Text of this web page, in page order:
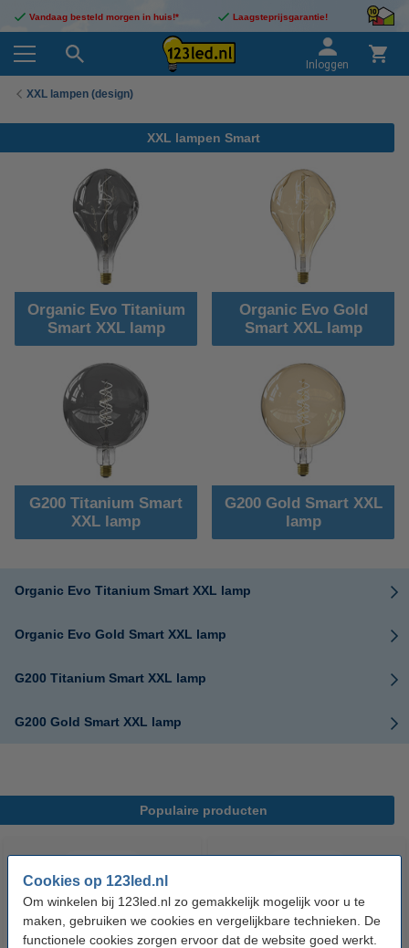
Cookies op 123led.nl
Om winkelen bij 123led.nl zo gemakkelijk mogelijk voor u te
maken, gebruiken we cookies en vergelijkbare technieken. De
functionele cookies zorgen ervoor dat de website goed werkt.
Vandaag besteld morgen in huis!* Laagsteprijsgarantie!
Inloggen
XXL lampen (design)
XXL lampen Smart
Organic Evo Titanium
Smart XXL lamp
Organic Evo Gold
Smart XXL lamp
G200 Titanium Smart
XXL lamp
G200 Gold Smart XXL
lamp
Organic Evo Titanium Smart XXL lamp
Organic Evo Gold Smart XXL lamp
G200 Titanium Smart XXL lamp
G200 Gold Smart XXL lamp
Populaire producten